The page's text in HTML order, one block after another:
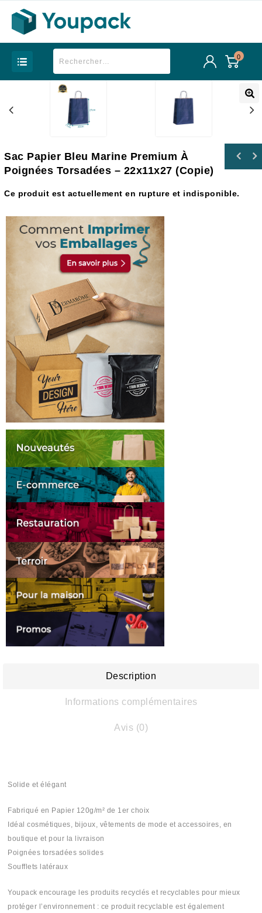
0
Sac Papier Bleu Marine Premium À
Poignées Torsadées – 22x11x27 (Copie)
Ce produit est actuellement en rupture et indisponible.
Description
Informations complémentaires
Avis (0)
Solide et élégant
Fabriqué en Papier 120g/m² de 1er choix
Idéal cosmétiques, bijoux, vêtements de mode et accessoires, en
boutique et pour la livraison
Poignées torsadées solides
Soufflets latéraux
Youpack encourage les produits recyclés et recyclables pour mieux
protéger l’environnement : ce produit recyclable est également